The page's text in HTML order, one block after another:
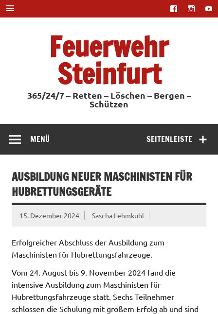
Zum
Inhalt
springen
Feuerwehr
Steinfurt
365/24/7 – Retten – Löschen – Bergen –
Schützen
SEITENLEISTE
MENÜ
AUSBILDUNG NEUER MASCHINISTEN FÜR
HUBRETTUNGSGERÄTE
15. Dezember 2024 Sascha Lehmkuhl
Erfolgreicher Abschluss der Ausbildung zum
Maschinisten für Hubrettungsfahrzeuge.
Vom 24. August bis 9. November 2024 fand die
intensive Ausbildung zum Maschinisten für
Hubrettungsfahrzeuge statt. Sechs Teilnehmer
schlossen die Schulung mit großem Erfolg ab und sind